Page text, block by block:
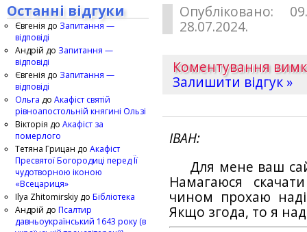
Опубліковано:
28.07.2024.
Коментування
Залишити відгук »
ІВАН
Для мене ваш
Намагаюся
чином прохаю
Якщо згода, то я
Останні відгуки
Євгенія до Запитання —
відповіді
Андрій до Запитання —
відповіді
Євгенія до Запитання —
відповіді
Ольга до Акафіст святій
рівноапостольній княгині Ользі
Вікторія до Акафіст за
померлого
Тетяна Грицан до Акафіст
Пресвятої Богородиці перед Її
чудотворною іконою
«Всецариця»
Ilya Zhitomirskiy до Бібліотека
Андрій до Псалтир
давньоукраїнський 1643 року (в